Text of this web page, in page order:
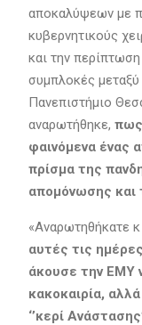
αποκαλύψεων με
κυβερνητικούς
και την
συμπλοκές
Πανεπιστήμιο
αναρωτήθηκε, πως
φαινόμενα ένας
πρίσμα της
απομόνωσης και
«Αναρωτηθήκατε
αυτές τις
άκουσε την ΕΜΥ
κακοκαιρία,
‘’κερί